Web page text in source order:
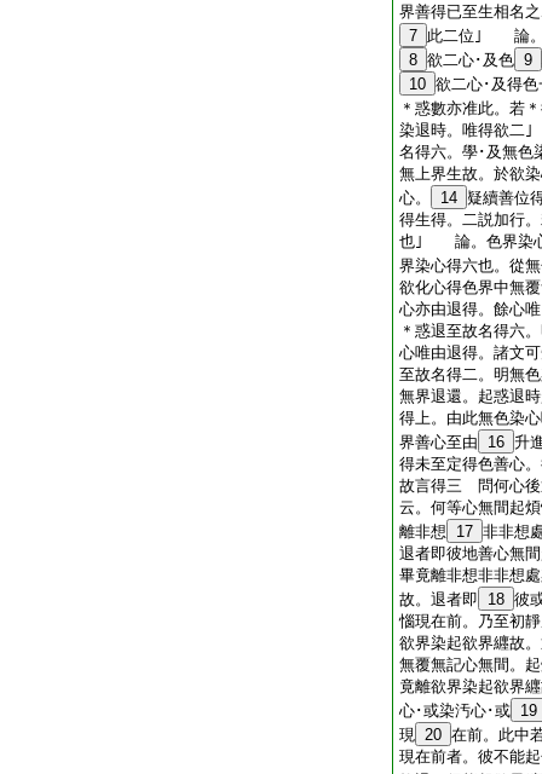
界善得已至生相名
7 此二位｣ 論。
8 欲二心･及色 9
10 欲二心･及得色
＊惑數亦准此。若
染退時。唯得欲
名得六。學･及無色
無上界生故。於欲
心。
14 疑續善位
得生得。二説加行
也｣ 論。色界染心
界染心得六也。從
欲化心得色界中無
心亦由退得。餘
＊惑退至故名得六
心唯由退得。諸
至故名得二。明無
無界退還。起惑退
得上。由此無色
界善心至由
16 升
得未至定得色善心
故言得三 問何心
云。何等心無間起
離非想
17 非非想
退者即彼地善心無
畢竟離非想非非想
故。退者即
18 彼
惱現在前。乃至初
欲界染起欲界纒故
無覆無記心無間。
竟離欲界染起欲界
心･或染汚心･或 19
現 20 在前。此中
現在前者。彼不能